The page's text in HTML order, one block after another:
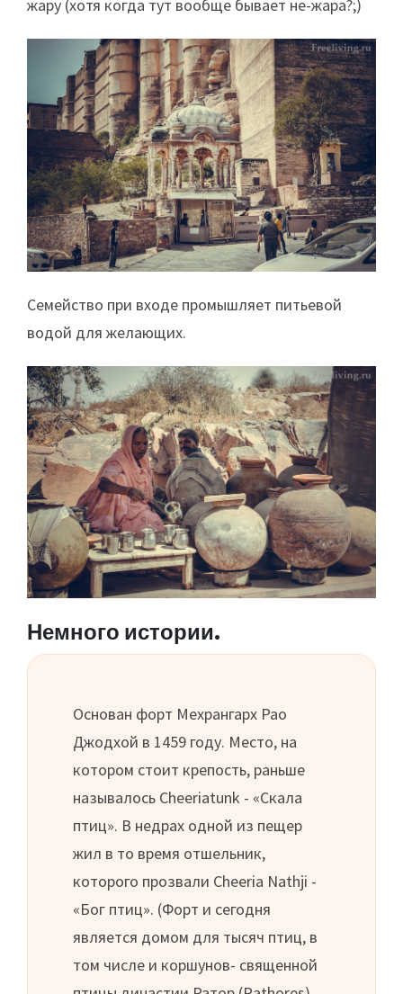
жару (хотя когда тут вообще бывает не-жара?;)
Семейство при входе промышляет питьевой
водой для желающих.
Немного истории.
Основан форт Мехрангарх Рао
Джодхой в 1459 году. Место, на
котором стоит крепость, раньше
называлось Cheeriatunk - «Скала
птиц». В недрах одной из пещер
жил в то время отшельник,
которого прозвали Cheeria Nathji -
«Бог птиц». (Форт и сегодня
является домом для тысяч птиц, в
том числе и коршунов- священной